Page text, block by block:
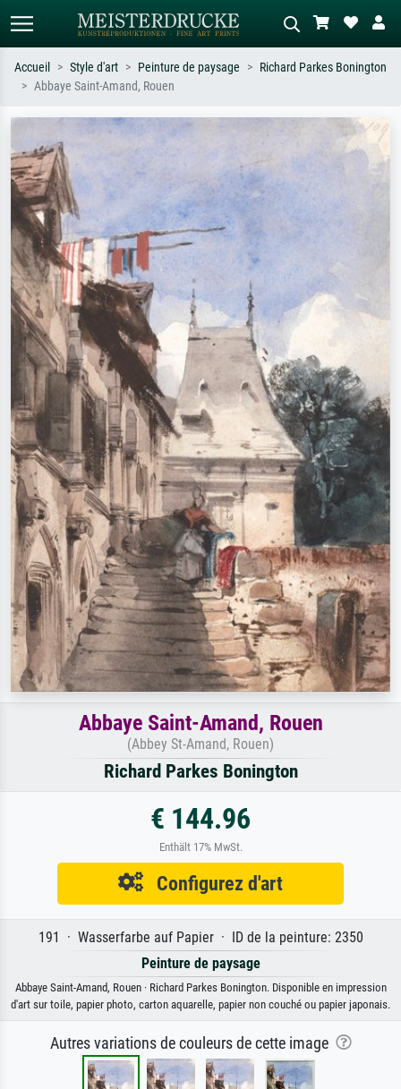
Recherchez par artiste, titre ou style –
ex. Monet, Nuit étoilée,
impressionnisme, vague de Hokusai,
Décrivez la scène – ex. prairie verte,
abstrait avec beaucoup de rouge,
tableau sombre, nu debout près d'un
arbre.
Accueil Style d'art Peinture de paysage
Richard Parkes Bonington
Abbaye Saint-Amand, Rouen
Abbaye Saint-Amand, Rouen
(Abbey St-Amand, Rouen)
Richard Parkes Bonington
€ 144.96
Enthält 17% MwSt.
Configurez d'art
191 · Wasserfarbe auf Papier · ID de la peinture: 2350
Peinture de paysage
Abbaye Saint-Amand, Rouen · Richard Parkes Bonington. Disponible en impression
d'art sur toile, papier photo, carton aquarelle, papier non couché ou papier japonais.
Autres variations de couleurs de cette image